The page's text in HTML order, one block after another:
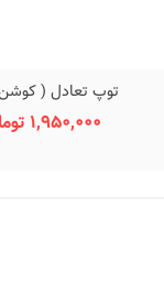
نمایش سریع
توپ تعادل (
1,950,000 تومان